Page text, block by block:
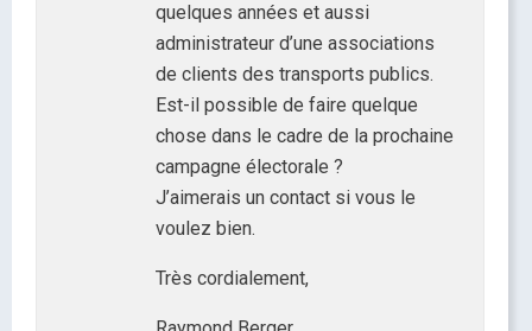
quelques années et aussi
administrateur d’une associations
de clients des transports publics.
Est-il possible de faire quelque
chose dans le cadre de la prochaine
campagne électorale ?
J’aimerais un contact si vous le
voulez bien.
Très cordialement,